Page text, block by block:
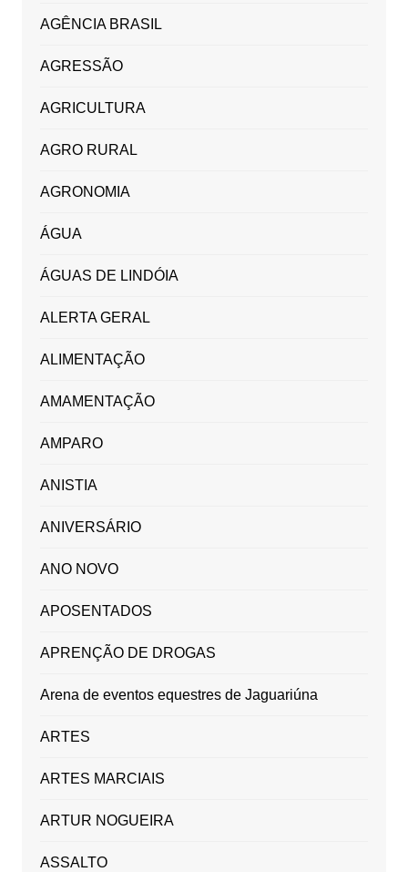
AGÊNCIA BRASIL
AGRESSÃO
AGRICULTURA
AGRO RURAL
AGRONOMIA
ÁGUA
ÁGUAS DE LINDÓIA
ALERTA GERAL
ALIMENTAÇÃO
AMAMENTAÇÃO
AMPARO
ANISTIA
ANIVERSÁRIO
ANO NOVO
APOSENTADOS
APRENÇÃO DE DROGAS
Arena de eventos equestres de Jaguariúna
ARTES
ARTES MARCIAIS
ARTUR NOGUEIRA
ASSALTO